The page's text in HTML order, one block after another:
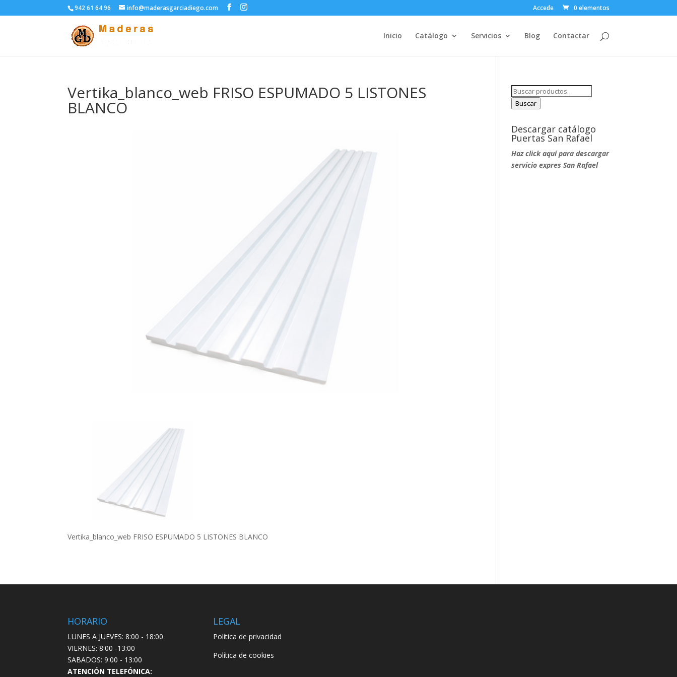
942 61 64 96 info@maderasgarciadiego.com Accede 0 elementos
Inicio Catálogo Servicios Blog Contactar
Vertika_blanco_web FRISO ESPUMADO 5 LISTONES
BLANCO
Vertika_blanco_web FRISO ESPUMADO 5 LISTONES BLANCO
Buscar
por:
Buscar
Descargar catálogo
Puertas San Rafael
Haz click aquí para descargar
servicio expres San Rafael
HORARIO
LUNES A JUEVES: 8:00 - 18:00
VIERNES: 8:00 -13:00
SABADOS: 9:00 - 13:00
ATENCIÓN TELEFÓNICA:
LEGAL
Política de privacidad
Política de cookies